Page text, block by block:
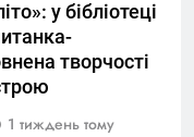
у бібліотеці
творчості
1 тиждень тому